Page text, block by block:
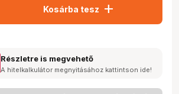
Kosárba tesz add
Részletre is megvehető
A hitelkalkulátor megnyitásához kattintson ide!